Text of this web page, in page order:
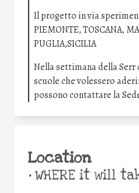
Il progetto in via
PIEMONTE, TOSCANA,
PUGLIA,SICILIA
Nella settimana della Serr
scuole che volessero
possono contattare la
Location
•WHERE it will